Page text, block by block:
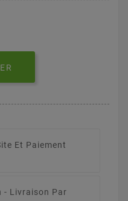
Et Paiement
- Livraison Par